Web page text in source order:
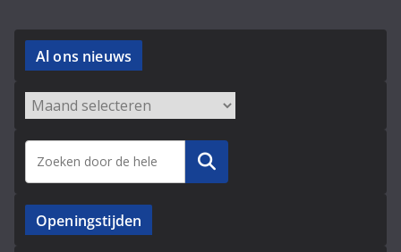
Al ons nieuws
Archieven
Zoeken
Openingstijden